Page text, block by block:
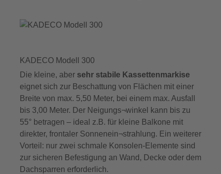
KADECO Modell 300
Die kleine, aber sehr stabile Kassettenmarkise
eignet sich zur Beschattung von Flächen mit einer
Breite von max. 5,50 Meter, bei einem max. Ausfall
bis 3,00 Meter. Der Neigungs¬winkel kann bis zu
55° betragen – ideal z.B. für kleine Balkone mit
direkter, frontaler Sonnenein¬strahlung. Ein weiterer
Vorteil: nur zwei schmale Konsolen-Elemente sind
zur sicheren Befestigung an Wand, Decke oder dem
Dachsparren erforderlich.